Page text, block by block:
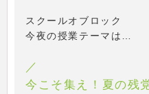
スクールオブロック
今夜の授業テーマは…
／
今こそ集え！夏の残